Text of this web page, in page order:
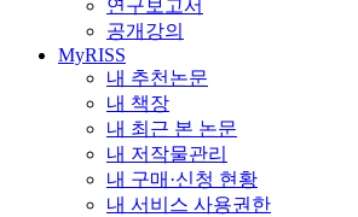
연구보고서
공개강의
MyRISS
내 추천논문
내 책장
내 최근 본 논문
내 저작물관리
내 구매·신청 현황
내 서비스 사용권한